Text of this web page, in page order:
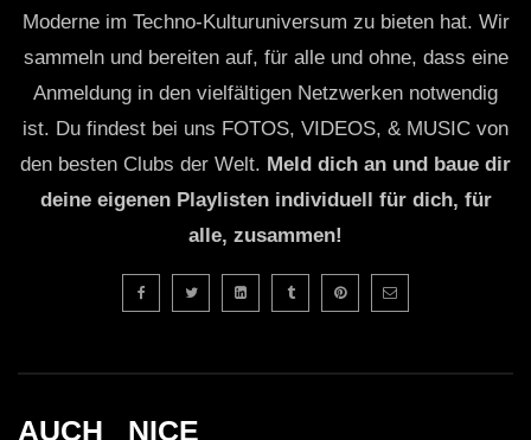
Moderne im Techno-Kulturuniversum zu bieten hat. Wir
sammeln und bereiten auf, für alle und ohne, dass eine
Anmeldung in den vielfältigen Netzwerken notwendig
ist. Du findest bei uns FOTOS, VIDEOS, & MUSIC von
den besten Clubs der Welt. Meld dich an und baue dir
deine eigenen Playlisten individuell für dich, für
alle, zusammen!
AUCH _NICE